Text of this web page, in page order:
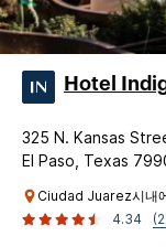
Hotel
325 N. Kansas
El Paso, Texas
Ciudad Juarez시내
4.34